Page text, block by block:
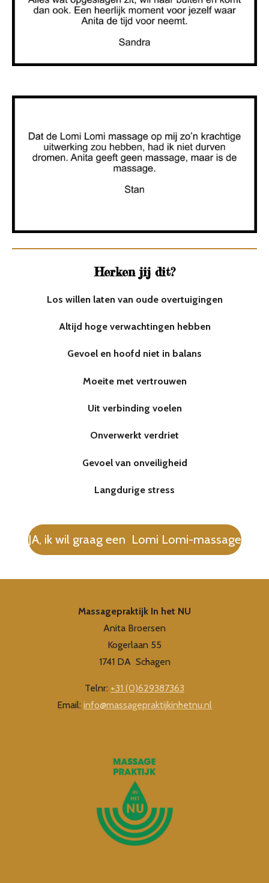
Herken jij dit?
Los willen laten van oude overtuigingen
Altijd hoge verwachtingen hebben
Gevoel en hoofd niet in balans
Moeite met vertrouwen
Uit verbinding voelen
Onverwerkt verdriet
Gevoel van onveiligheid
Langdurige stress
JA, ik wil graag een Lomi Lomi-massage
Massagepraktijk In het NU
Anita Broersen
Kogerlaan 55
1741 DA Schagen
Telnr: +31 (0)629387363
Email: info@massagepraktijkinhetnu.nl